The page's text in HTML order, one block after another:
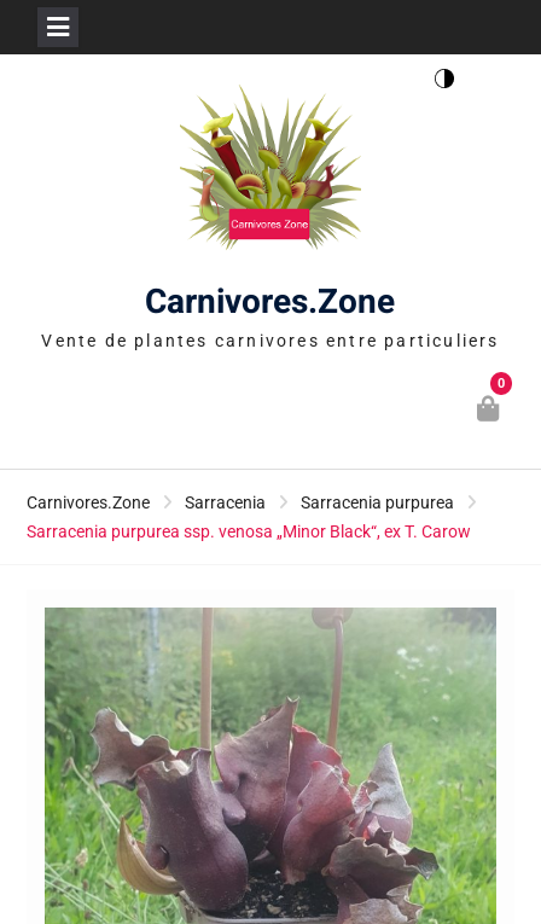
Carnivores.Zone
Vente de plantes carnivores entre particuliers
0
Carnivores.Zone Sarracenia
Sarracenia purpurea
Sarracenia purpurea ssp. venosa „Minor Black“, ex T. Carow